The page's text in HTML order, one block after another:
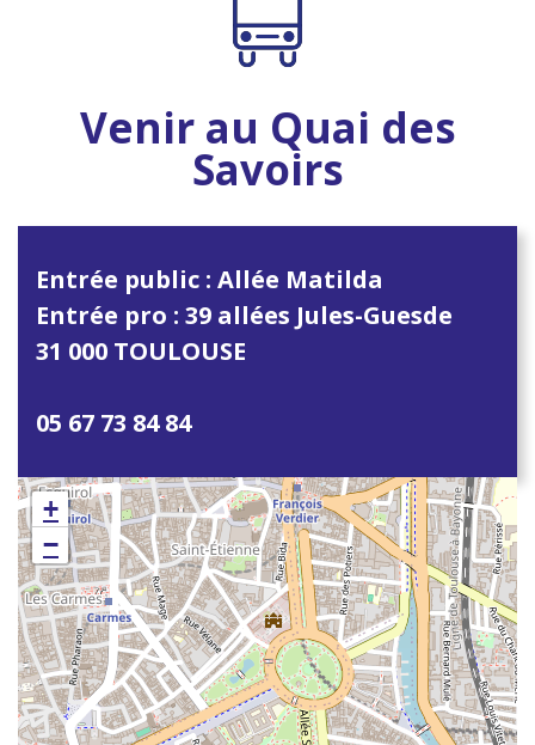
Venir au Quai des
Savoirs
Entrée public : Allée Matilda
Entrée pro : 39 allées Jules-Guesde
31 000 TOULOUSE
05 67 73 84 84
+
−